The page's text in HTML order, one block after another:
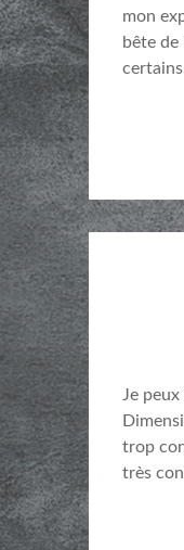
mon
bête
Je
trop
très